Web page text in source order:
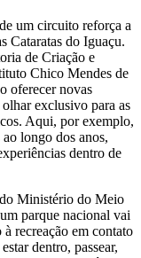
um circuito reforça a
Cataratas do Iguaçu.
de Criação e
Chico Mendes de
oferecer novas
exclusivo para as
Aqui, por exemplo,
longo dos anos,
dentro de
Ministério do Meio
parque nacional vai
recreação em contato
dentro, passear,